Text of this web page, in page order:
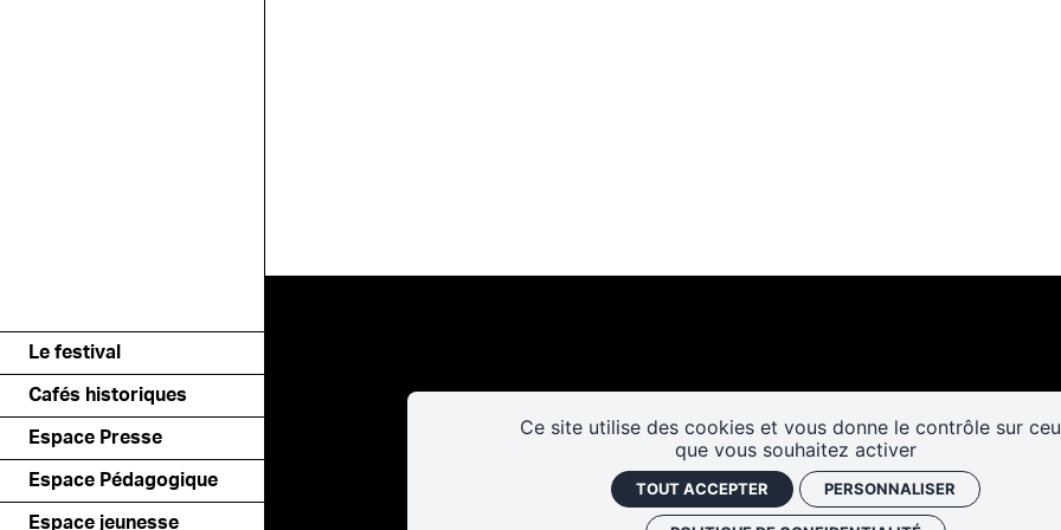
Ce site utilise des cookies et vous donne le contrôle sur
que vous souhaitez activer
TOUT ACCEPTER PERSONNALISER
Le festival
Cafés historiques
Espace Presse
Espace Pédagogique
Espace jeunesse
Les cafés
historiques
Faire un don